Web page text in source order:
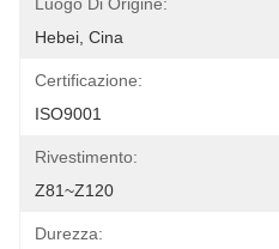
Hebei, Cina
Certificazione:
ISO9001
Rivestimento:
Z81~Z120
Durezza: